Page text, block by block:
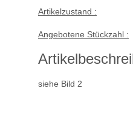
Artikelzustand : -
Angebotene Stückzahl :
siehe Bild 2